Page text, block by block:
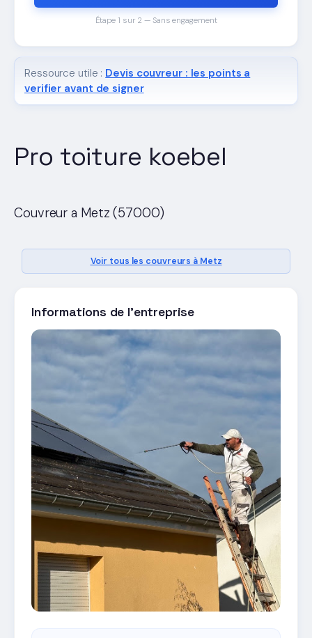
Pro toiture koebel
Couvreur a Metz (57000)
Voir tous les couvreurs à Metz
Informations de l'entreprise
Étape 1 sur 2 — Sans engagement
Ressource utile : Devis couvreur : les points a
verifier avant de signer